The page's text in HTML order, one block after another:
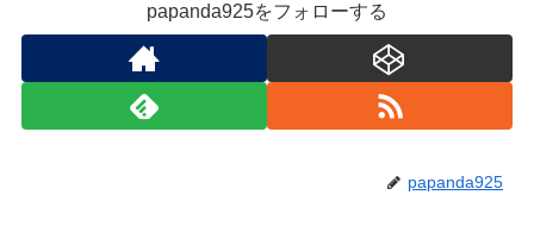
papanda925をフォローする
papanda925